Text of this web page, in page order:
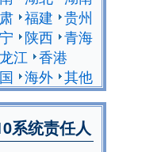
福建 贵州
陕西 青海
江 香港
海外 其他
系统责任人